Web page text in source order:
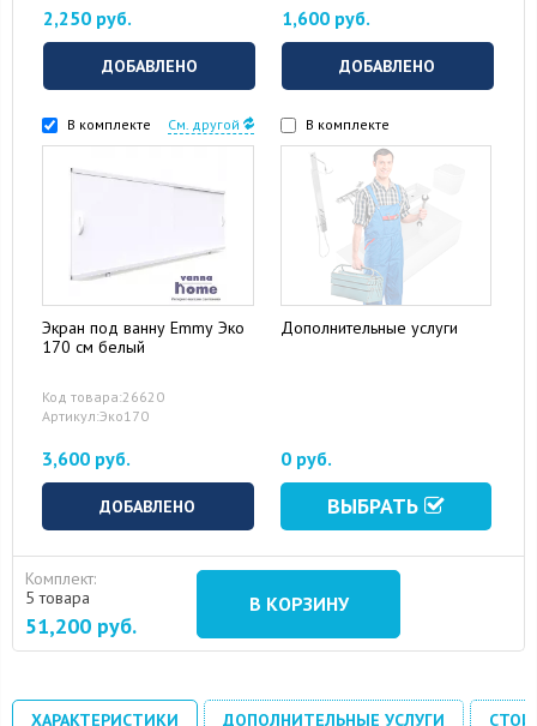
16 August 2024
2,250 руб.
ДОБАВЛЕНО
1,600 руб.
ДОБАВЛЕНО
В комплекте См. другой
Экран под ванну Emmy Эко
170 см белый
Код товара:26620
Артикул:Эко170
3,600 руб.
ДОБАВЛЕНО
В комплекте
Дополнительные услуги
0 руб.
ВЫБРАТЬ
Комплект:
5 товара
51,200 руб.
В КОРЗИНУ
ХАРАКТЕРИСТИКИ ДОПОЛНИТЕЛЬНЫЕ УСЛУГИ